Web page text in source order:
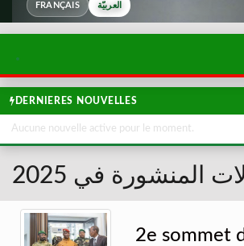
FRANÇAIS العربيّة
DERNIERES NOUVELLES
Aucune nouvelle active pour le moment.
المنشورة في 2025
2e sommet